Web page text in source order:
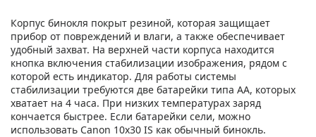
Корпус бинокля покрыт резиной, которая защищает
прибор от повреждений и влаги, а также обеспечивает
удобный захват. На верхней части корпуса находится
кнопка включения стабилизации изображения, рядом с
которой есть индикатор. Для работы системы
стабилизации требуются две батарейки типа АА, которых
хватает на 4 часа. При низких температурах заряд
кончается быстрее. Если батарейки сели, можно
использовать Canon 10x30 IS как обычный бинокль.